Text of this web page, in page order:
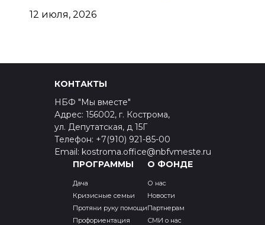
12 июля, 2026
КОНТАКТЫ
НБФ "Мы вместе"
Адрес: 156002, г. Кострома,
ул. Депутатская, д 15Г
Телефон: +7(910) 921-85-00
Email: kostroma.office@nbfvmeste.ru
ПРОГРАММЫ
Дача
Кризисные семьи
Протяни руку помощи
Профориентация
О ФОНДЕ
О нас
Новости
Партнерам
СМИ о нас